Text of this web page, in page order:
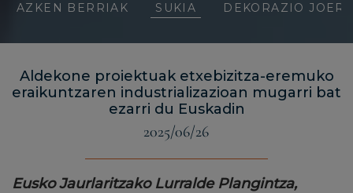
AZKEN BERRIAK SUKIA DEKORAZIO
Aldekone proiektuak etxebizitza-eremuko
eraikuntzaren industrializazioan mugarri bat
ezarri du Euskadin
2025/06/26
Eusko Jaurlaritzako Lurralde Plangintza,